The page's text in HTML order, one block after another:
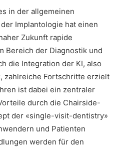
in der allgemeinen
Implantologie hat einen
Zukunft rapide
Bereich der Diagnostik und
die Integration der KI, also
zahlreiche Fortschritte erzielt
ist dabei ein zentraler
durch die Chairside-
der «single-visit-dentistry»
und Patienten
werden für den